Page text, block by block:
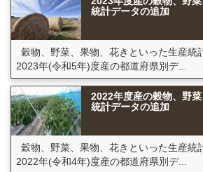
統計データの追加
穀物、野菜、果物、花きといった生産統
2023年(令和5年)度産の都道府県別デ...
2022年度産の穀物、野
統計データの追加
穀物、野菜、果物、花きといった生産統
2022年(令和4年)度産の都道府県別デ...